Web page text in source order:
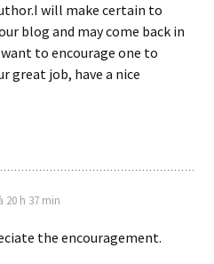
will make certain to
blog and may come back in
to encourage one to
great job, have a nice
20 h 37 min
the encouragement.